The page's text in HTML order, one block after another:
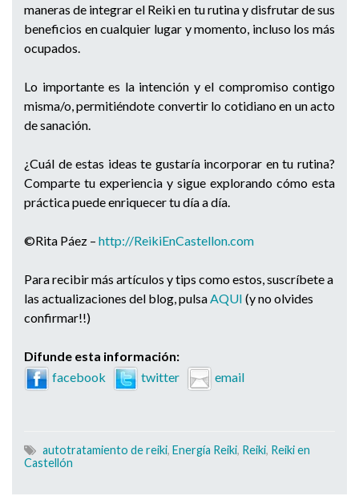
maneras de integrar el Reiki en tu rutina y disfrutar de sus
beneficios en cualquier lugar y momento, incluso los más
ocupados.
Lo importante es la intención y el compromiso contigo
misma/o, permitiéndote convertir lo cotidiano en un acto
de sanación.
¿Cuál de estas ideas te gustaría incorporar en tu rutina?
Comparte tu experiencia y sigue explorando cómo esta
práctica puede enriquecer tu día a día.
©Rita Páez – http://ReikiEnCastellon.com
Para recibir más artículos y tips como estos, suscríbete a
las actualizaciones del blog, pulsaAQUI (y no olvides
confirmar!!)
Difunde esta información:
facebook
twitter email
autotratamiento de reiki, Energía Reiki, Reiki, Reiki en
Castellón